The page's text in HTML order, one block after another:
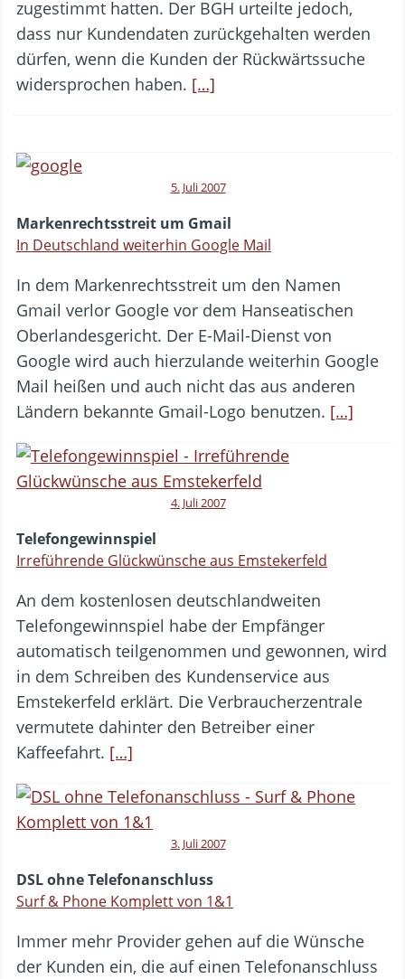
zugestimmt hatten. Der BGH urteilte jedoch,
dass nur Kundendaten zurückgehalten werden
dürfen, wenn die Kunden der Rückwärtssuche
widersprochen haben. […]
5. Juli 2007
Markenrechtsstreit um Gmail
In Deutschland weiterhin Google Mail
In dem Markenrechtsstreit um den Namen
Gmail verlor Google vor dem Hanseatischen
Oberlandesgericht. Der E-Mail-Dienst von
Google wird auch hierzulande weiterhin Google
Mail heißen und auch nicht das aus anderen
Ländern bekannte Gmail-Logo benutzen. […]
4. Juli 2007
Telefongewinnspiel
Irreführende Glückwünsche aus Emstekerfeld
An dem kostenlosen deutschlandweiten
Telefongewinnspiel habe der Empfänger
automatisch teilgenommen und gewonnen, wird
in dem Schreiben des Kundenservice aus
Emstekerfeld erklärt. Die Verbraucherzentrale
vermutete dahinter den Betreiber einer
Kaffeefahrt. […]
3. Juli 2007
DSL ohne Telefonanschluss
Surf & Phone Komplett von 1&1
Immer mehr Provider gehen auf die Wünsche
der Kunden ein, die auf einen Telefonanschluss